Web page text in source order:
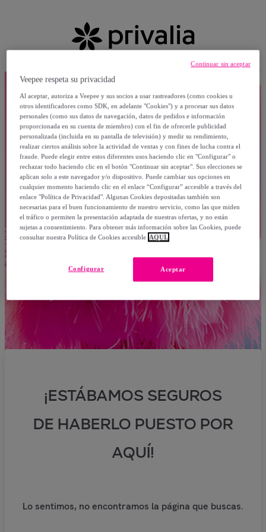
¡ESTÁBAMOS SEGUROS
DE HABERLO PUESTO POR
AQUÍ!
Lo sentimos, no encontramos la página que buscas.
Veepee respeta su privacidad
Al aceptar, autoriza a Veepee y sus socios a usar rastreadores (como cookies u
otros identificadores como SDK, en adelante "Cookies") y a procesar sus datos
personales (como sus datos de navegación, datos de pedidos e información
proporcionada en su cuenta de miembro) con el fin de ofrecerle publicidad
personalizada (incluida en su pantalla de televisión) y medir su rendimiento,
realizar ciertos análisis sobre la actividad de ventas y con fines de lucha contra el
fraude. Puede elegir entre estos diferentes usos haciendo clic en "Configurar" o
rechazar todo haciendo clic en el botón "Continuar sin aceptar". Sus elecciones se
aplican solo a este navegador y/o dispositivo. Puede cambiar sus opciones en
cualquier momento haciendo clic en el enlace “Configurar” accesible a través del
enlace "Política de Privacidad". Algunas Cookies depositadas también son
necesarias para el buen funcionamiento de nuestro servicio, como las que miden
el tráfico o permiten la presentación adaptada de nuestras ofertas, y no están
sujetas a consentimiento. Para obtener más información sobre las Cookies, puede
consultar nuestra Política de Cookies accesible AQUÍ.
Aceptar
Configurar
Continuar sin aceptar